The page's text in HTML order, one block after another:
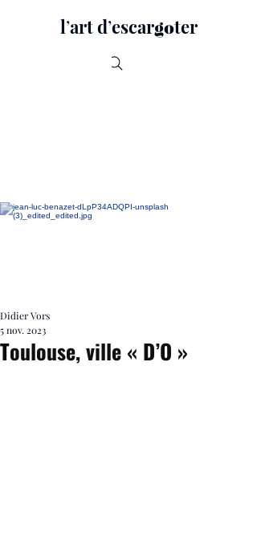
lʼart dʼescargoter
Toulouse, ville « D’O »
Didier Vors
5 nov. 2023